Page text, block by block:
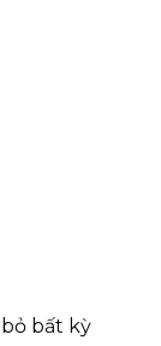
bất kỳ